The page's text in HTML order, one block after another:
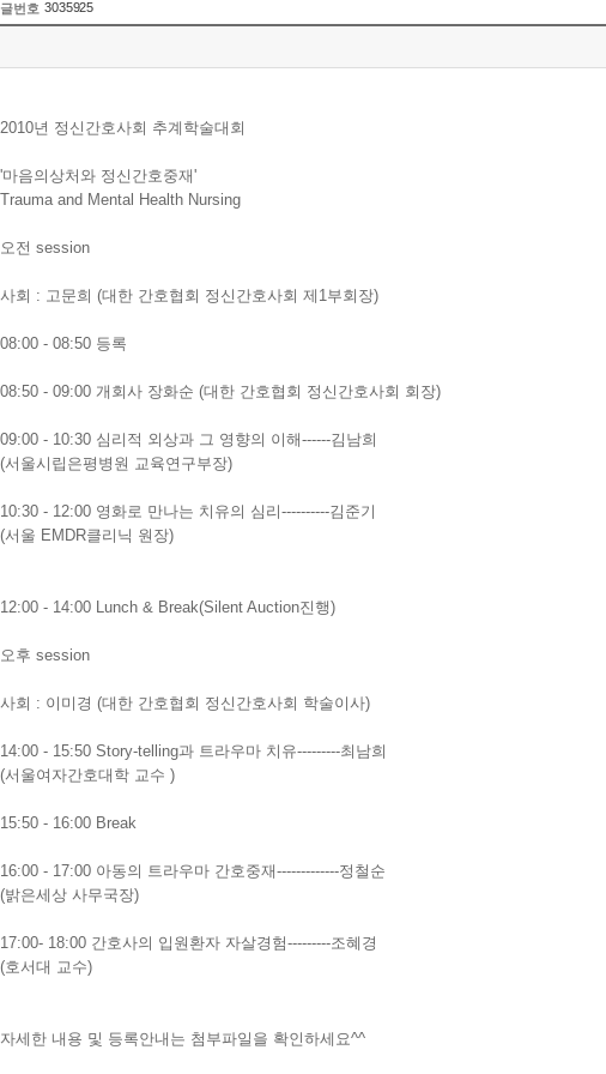
글번호 3035925
2010년 정신간호사회 추계학술대회
'마음의상처와 정신간호중재'
Trauma and Mental Health Nursing
오전 session
사회 : 고문희 (대한 간호협회 정신간호사회 제1부회장)
08:00 - 08:50 등록
08:50 - 09:00 개회사 장화순 (대한 간호협회 정신간호사회 회장)
09:00 - 10:30 심리적 외상과 그 영향의 이해------김남희
(서울시립은평병원 교육연구부장)
10:30 - 12:00 영화로 만나는 치유의 심리----------김준기
(서울 EMDR클리닉 원장)
12:00 - 14:00 Lunch & Break(Silent Auction진행)
오후 session
사회 : 이미경 (대한 간호협회 정신간호사회 학술이사)
14:00 - 15:50 Story-telling과 트라우마 치유---------최남희
(서울여자간호대학 교수 )
15:50 - 16:00 Break
16:00 - 17:00 아동의 트라우마 간호중재-------------정철순
(밝은세상 사무국장)
17:00- 18:00 간호사의 입원환자 자살경험---------조혜경
(호서대 교수)
자세한 내용 및 등록안내는 첨부파일을 확인하세요^^